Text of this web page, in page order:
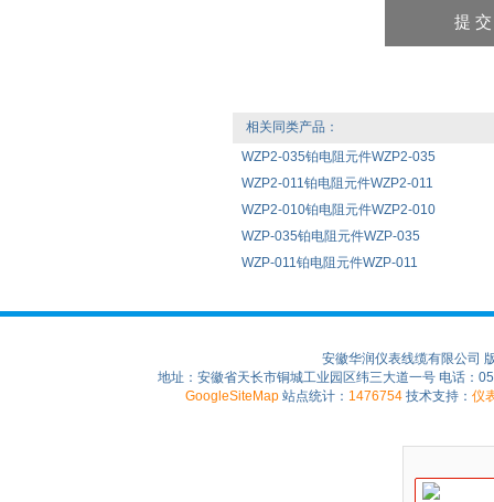
相关同类产品：
WZP2-035铂电阻元件WZP2-035
WZP2-011铂电阻元件WZP2-011
WZP2-010铂电阻元件WZP2-010
WZP-035铂电阻元件WZP-035
WZP-011铂电阻元件WZP-011
安徽华润仪表线缆有限公司
地址：安徽省天长市铜城工业园区纬三大道一号 电话：
GoogleSiteMap 站点统计： 1476754 技术支持： 仪